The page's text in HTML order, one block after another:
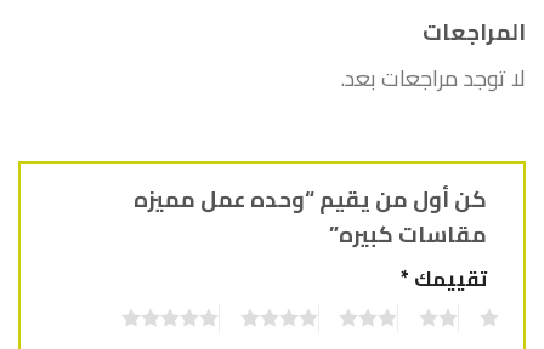
المراجعات
لا توجد مراجعات بعد.
كن أول من يقيم “وحده عمل مميزه
مقاسات كبيره”
تقييمك*